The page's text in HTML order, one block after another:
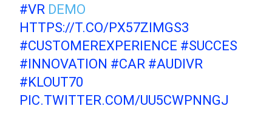
#VR DEMO
HTTPS://T.CO/PX57ZIMGS3
#CUSTOMEREXPERIENCE #SUCCES
#INNOVATION #CAR #AUDIVR
#KLOUT70
PIC.TWITTER.COM/UU5CWPNNGJ